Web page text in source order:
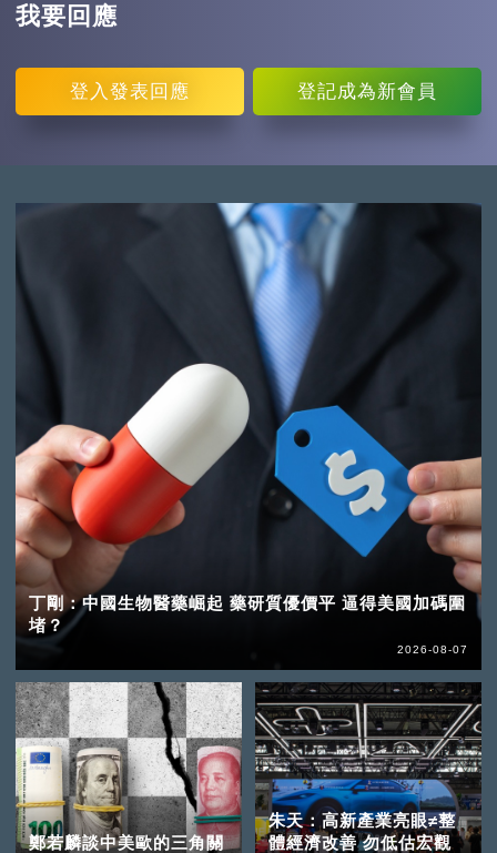
我要回應
登入 發表回應 登記成為新會員
丁剛：中國生物醫藥崛起 藥研質優價平 逼得美國加碼圍
堵？
2026-08-07
鄭若麟談中美歐的三角關
朱天：高新產業亮眼≠整
體經濟改善 勿低估宏觀